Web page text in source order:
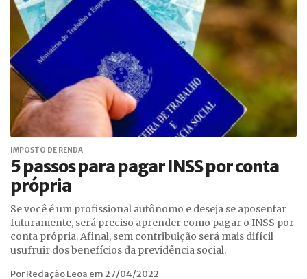
IMPOSTO DE RENDA
5 passos para pagar INSS por conta
própria
Se você é um profissional autônomo e deseja se aposentar
futuramente, será preciso aprender como pagar o INSS por
conta própria. Afinal, sem contribuição será mais difícil
usufruir dos benefícios da previdência social.
Por Redação Leoa em 27/04/2022